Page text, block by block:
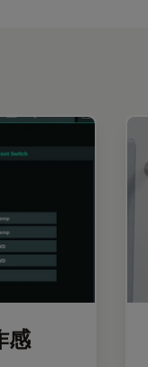
感